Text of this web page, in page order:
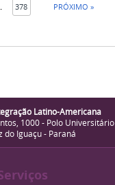
378 PRÓXIMO »
Latino-Americana
1000 - Polo Universitário
do Iguaçu - Paraná